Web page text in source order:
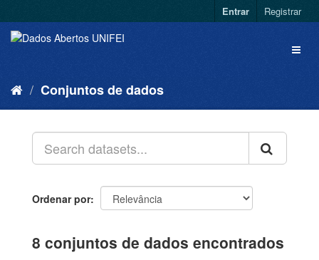
Entrar Registrar
Conjuntos de dados
Ordenar por
8 conjuntos de dados encontrados